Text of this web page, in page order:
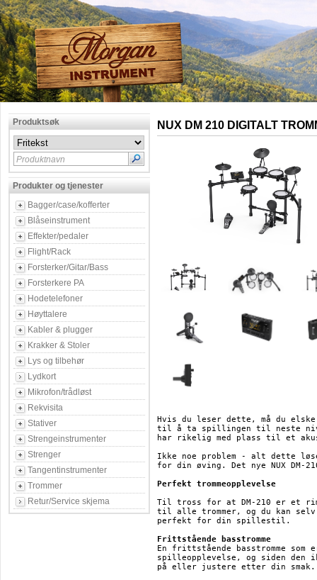
Produktsøk
Produktnavn
Produkter og tjenester
Bagger/case/kofferter
Blåseinstrument
Effekter/pedaler
Flight/Rack
Forsterker/Gitar/Bass
Forsterkere PA
Hodetelefoner
Høyttalere
Kabler & plugger
Krakker & Stoler
Lys og tilbehør
Lydkort
Mikrofon/trådløst
Rekvisita
Stativer
Strengeinstrumenter
Strenger
Tangentinstrumenter
Trommer
Retur/Service skjema
NUX DM 210 DIGITALT
Hvis du leser dette, må du
til å ta spillingen til neste
har rikelig med plass til et
Ikke noe problem - alt dette
for din øving. Det nye NUX DM-
Perfekt trommeopplevelse
Til tross for at DM-210 er et
til alle trommer, og du kan selv
perfekt for din spillestil.
Frittstående basstromme
En frittstående basstromme
spilleopplevelse, og siden
på eller justere etter din smak.